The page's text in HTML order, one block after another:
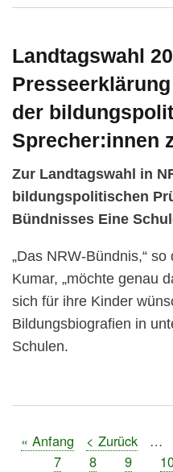
Landtagswahl
der
Sprecher:innen
Zur Landtagswahl in
bildungspolitischen
Bündnisses Eine
„Das NRW-Bündnis,“
Kumar, „möchte genau
sich für ihre Kinder
Bildungsbiografien in
Schulen.
Seitennummerierung
Erste
« Anfang
Vorherige
Seite
< Zurück …
Seite
7 Seite
8 Seite
9